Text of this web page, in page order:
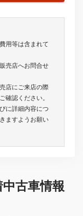
用等は含まれて
売店へお問合せ
店にご来店の際
確認ください。
に詳細内容につ
ますようお願い
古車情報